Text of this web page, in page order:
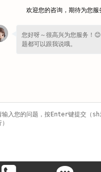
废气、废渣等废弃物
年内减征或者免征所得
三剩物和次小薪材为原
http://www.ljkzs.com/
能源技术设备厂
为何难保太阳能进小区
将制定建筑节能规划
欢迎您的咨询，期待为您服
您好呀～很高兴为您服务！
题都可以跟我说哦。